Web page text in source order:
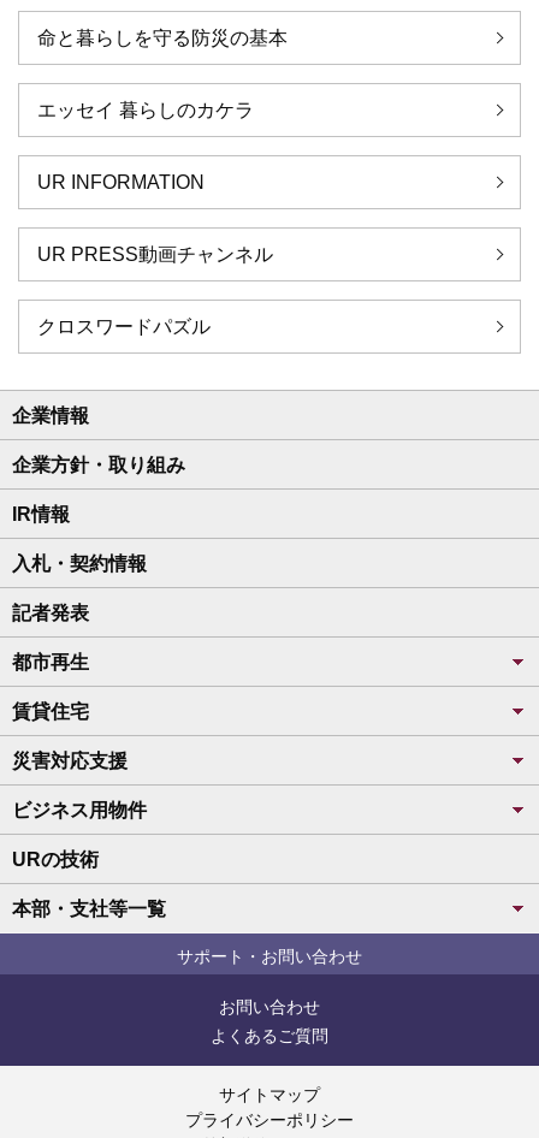
命と暮らしを守る防災の基本
エッセイ 暮らしのカケラ
UR INFORMATION
UR PRESS動画チャンネル
クロスワードパズル
企業情報
企業方針・取り組み
IR情報
入札・契約情報
記者発表
都市再生
賃貸住宅
災害対応支援
ビジネス用物件
URの技術
本部・支社等一覧
サポート・お問い合わせ
お問い合わせ
よくあるご質問
サイトマップ
プライバシーポリシー